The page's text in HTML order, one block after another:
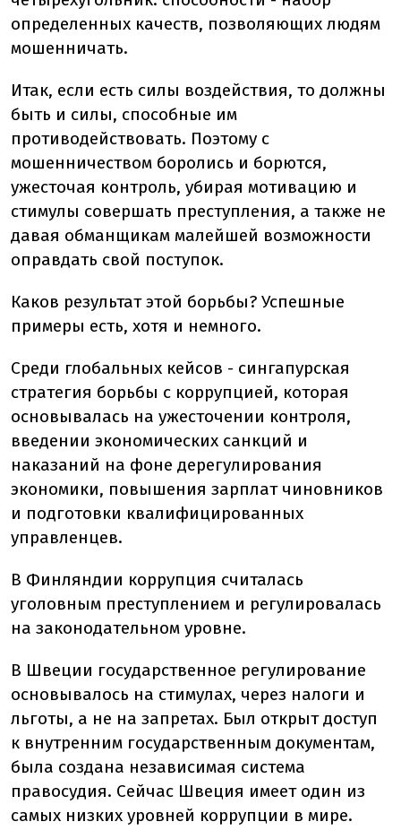
определенных качеств, позволяющих людям
мошенничать.
Итак, если есть силы воздействия, то должны
быть и силы, способные им
противодействовать. Поэтому с
мошенничеством боролись и борются,
ужесточая контроль, убирая мотивацию и
стимулы совершать преступления, а также не
давая обманщикам малейшей возможности
оправдать свой поступок.
Каков результат этой борьбы? Успешные
примеры есть, хотя и немного.
Среди глобальных кейсов - сингапурская
стратегия борьбы с коррупцией, которая
основывалась на ужесточении контроля,
введении экономических санкций и
наказаний на фоне дерегулирования
экономики, повышения зарплат чиновников
и подготовки квалифицированных
управленцев.
В Финляндии коррупция считалась
уголовным преступлением и регулировалась
на законодательном уровне.
В Швеции государственное регулирование
основывалось на стимулах, через налоги и
льготы, а не на запретах. Был открыт доступ
к внутренним государственным документам,
была создана независимая система
правосудия. Сейчас Швеция имеет один из
самых низких уровней коррупции в мире.